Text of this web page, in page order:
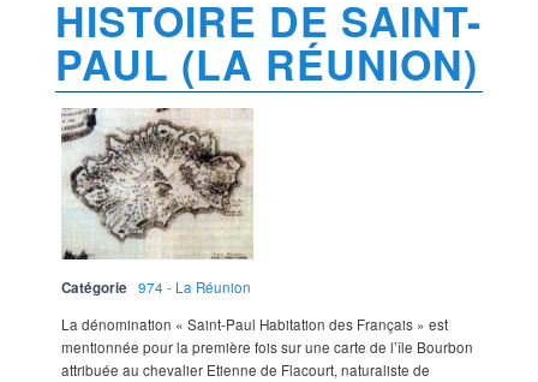
HISTOIRE DE SAINT-
PAUL (LA RÉUNION)
Catégorie
974 - La Réunion
La dénomination « Saint-Paul Habitation des Français » est
mentionnée pour la première fois sur une carte de l’île Bourbon
attribuée au chevalier Etienne de Flacourt, naturaliste de